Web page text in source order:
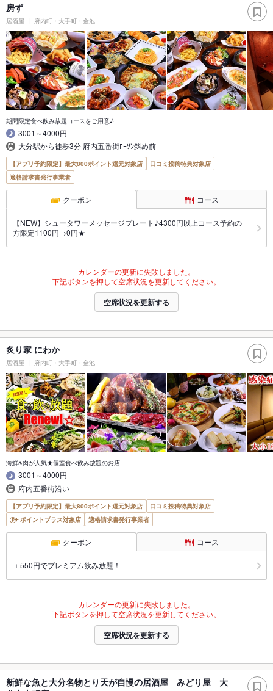
房ず
居酒屋 府内町・大手町・金池
期間限定食べ飲み放題コースをご用意♪
3001～4000円
大分駅から徒歩3分 府内五番街ﾛｰｿﾝ斜め前
【アプリ予約限定】最大800ポイント還元対象店
口コミ投稿特典対象店
適格請求書発行事業者
クーポン コース
【NEW】シュータワーメッセージプレート♪4300円以上コース予約の
方限定1100円→0円★
カレンダーの更新に失敗しました。
下記ボタンを押して空席状況を更新してください。
空席状況を更新する
炙り家 にわか
居酒屋 府内町・大手町・金池
海鮮&肉が人気★個室食べ飲み放題のお店
3001～4000円
府内五番街沿い
【アプリ予約限定】最大800ポイント還元対象店
口コミ投稿特典対象店
ポイントプラス対象店
適格請求書発行事業者
クーポン コース
＋550円でプレミアム飲み放題！
カレンダーの更新に失敗しました。
下記ボタンを押して空席状況を更新してください。
空席状況を更新する
新鮮な魚と大分名物とり天が自慢の居酒屋 みどり屋 大